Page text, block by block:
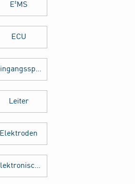
E²MS
ECU
Eingangsspannung
Leiter
Elektroden
Elektronische Baugruppe